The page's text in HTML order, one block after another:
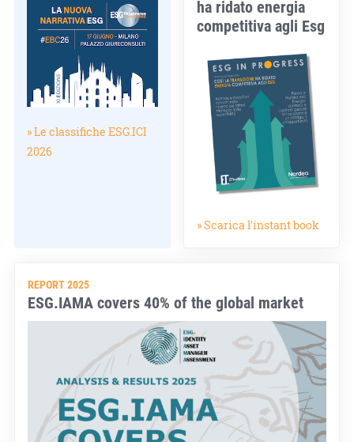
» Le classifiche ESG.ICI
2026
ha ridato energia
competitiva agli Esg
» Scarica l'instant book
REPORT 2025
ESG.IAMA covers 40% of the global market